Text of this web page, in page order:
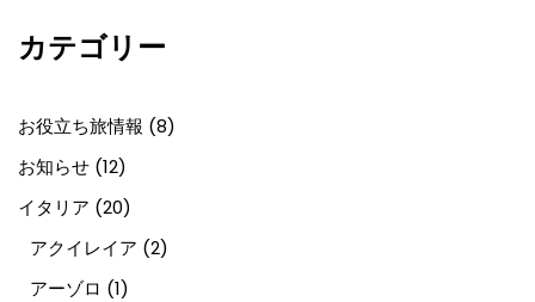
カテゴリー
お役立ち旅情報 (8)
お知らせ (12)
イタリア (20)
アクイレイア (2)
アーゾロ (1)